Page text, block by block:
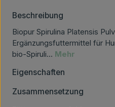
Beschreibung
Biopur Spirulina Platensis
Ergänzungsfuttermittel für
bio-Spiruli… Mehr
Eigenschaften
Zusammensetzung